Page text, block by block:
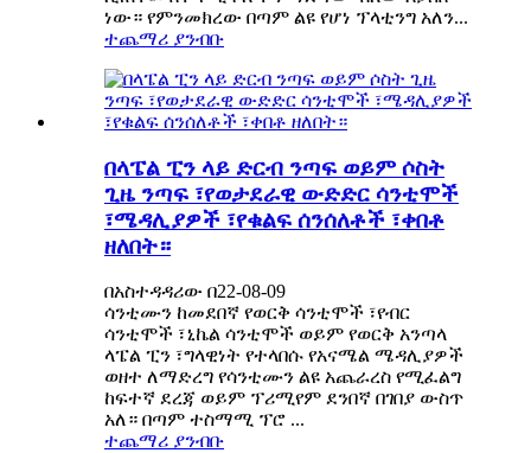
ነው። የምንመክረው በጣም ልዩ የሆነ ፕላቲንግ አለን...
ተጨማሪ ያንብቡ
በላፔል ፒን ላይ ድርብ ንጣፍ ወይም ሶስት
ጊዜ ንጣፍ ፣የወታደራዊ ውድድር ሳንቲሞች
፣ሜዳሊያዎች ፣የቁልፍ ሰንሰለቶች ፣ቀበቶ
ዘለበት።
በአስተዳዳሪው በ22-08-09
ሳንቲሙን ከመደበኛ የወርቅ ሳንቲሞች ፣የብር
ሳንቲሞች ፣ኒኬል ሳንቲሞች ወይም የወርቅ አንጣላ
ላፔል ፒን ፣ግላዊነት የተላበሱ የአናሜል ሜዳሊያዎች
ወዘተ ለማድረግ የሳንቲሙን ልዩ አጨራረስ የሚፈልግ
ከፍተኛ ደረጃ ወይም ፕሪሚየም ደንበኛ በገበያ ውስጥ
አለ። በጣም ተስማሚ ፕሮ ...
ተጨማሪ ያንብቡ